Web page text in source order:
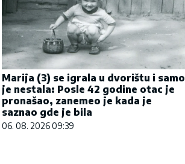
Marija (3) se igrala u dvorištu i samo
je nestala: Posle 42 godine otac je
pronašao, zanemeo je kada je
saznao gde je bila
06. 08. 2026 09:39